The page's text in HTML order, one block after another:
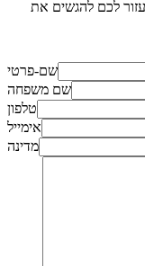
לכם להגשים את
שם-פרטי
שם משפחה
טלפון
אימייל
מדינה